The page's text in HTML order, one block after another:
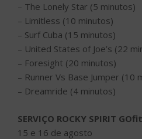
– The Lonely Star (5 minutos)
– Limitless (10 minutos)
– Surf Cuba (15 minutos)
– United States of Joe’s (22
– Foresight (20 minutos)
– Runner Vs Base Jumper (10
– Dreamride (4 minutos)
SERVIÇO ROCKY SPIRIT
15 e 16 de agosto